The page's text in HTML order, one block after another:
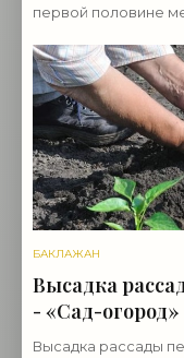
первой половине
БАКЛАЖАН
Высадка
- «Сад-огород»
Высадка рассады